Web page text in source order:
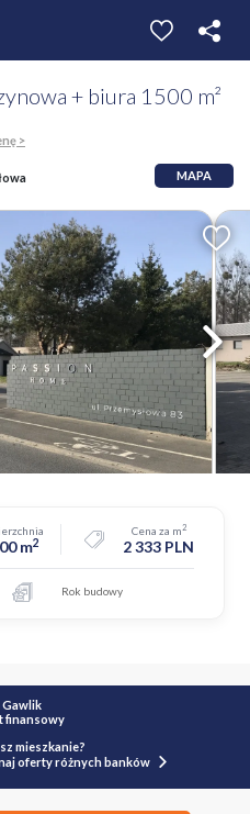
+ biura 1500 m²
>
MAPA
m2
Cena za m2
2 333 PLN
Rok budowy
finansowy
mieszkanie?
oferty różnych banków